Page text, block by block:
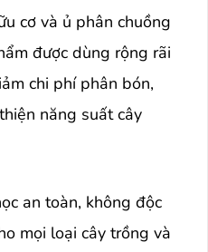
cơ và ủ phân chuồng
được dùng rộng rãi
chi phí phân bón,
năng suất cây
an toàn, không độc
mọi loại cây trồng và